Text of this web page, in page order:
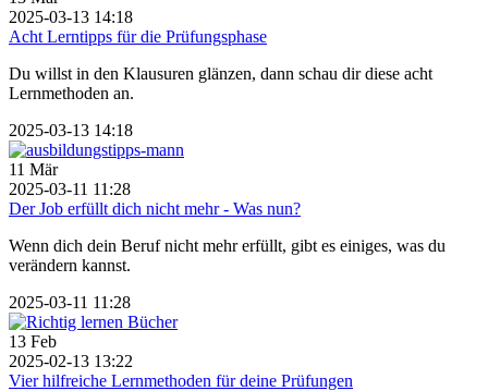
2025-03-13 14:18
Acht Lerntipps für die Prüfungsphase
Du willst in den Klausuren glänzen, dann schau dir diese acht
Lernmethoden an.
2025-03-13 14:18
11 Mär
2025-03-11 11:28
Der Job erfüllt dich nicht mehr - Was nun?
Wenn dich dein Beruf nicht mehr erfüllt, gibt es einiges, was du
verändern kannst.
2025-03-11 11:28
13 Feb
2025-02-13 13:22
Vier hilfreiche Lernmethoden für deine Prüfungen